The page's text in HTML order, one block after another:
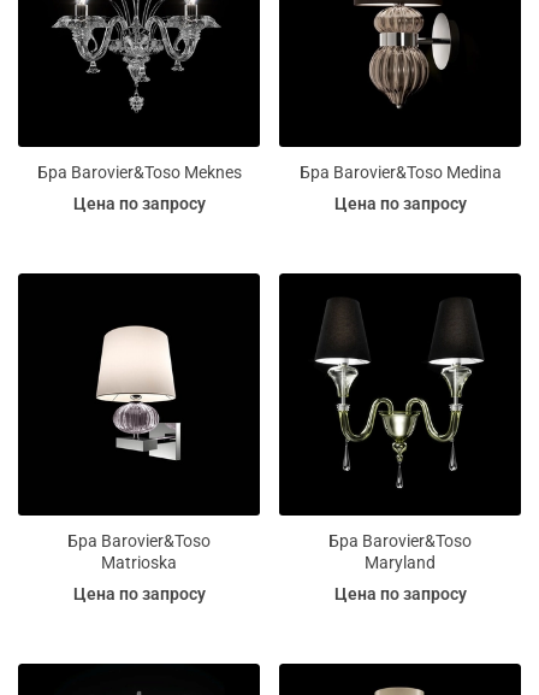
Бра Barovier&Toso Meknes
Цена по запросу
Бра Barovier&Toso Medina
Цена по запросу
Бра Barovier&Toso
Matrioska
Цена по запросу
Бра Barovier&Toso
Maryland
Цена по запросу